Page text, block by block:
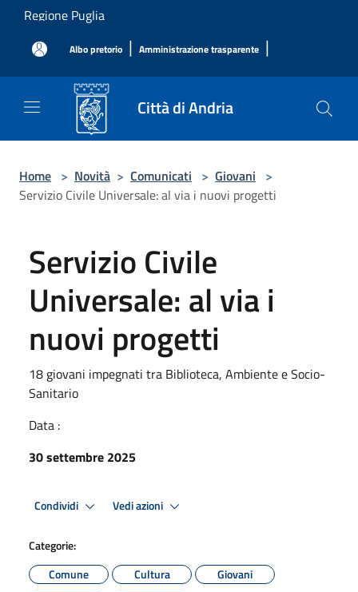
Salta al contenuto principale
Regione Puglia
Albo pretorio | Amministrazione trasparente |
Città di Andria
Home > Novità > Comunicati > Giovani >
Servizio Civile Universale: al via i nuovi progetti
Servizio Civile
Universale: al via i
nuovi progetti
18 giovani impegnati tra Biblioteca, Ambiente e Socio-
Sanitario
Data :
30 settembre 2025
Condividi Vedi azioni
Categorie:
Comune
Cultura
Giovani